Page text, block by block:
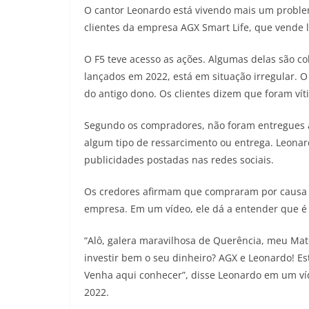
O cantor Leonardo está vivendo mais um
clientes da empresa AGX Smart Life, que
O F5 teve acesso as ações. Algumas delas são
lançados em 2022, está em situação irregular.
do antigo dono. Os clientes dizem que foram
Segundo os compradores, não foram
algum tipo de ressarcimento ou entrega.
publicidades postadas nas redes sociais.
Os credores afirmam que compraram por
empresa. Em um vídeo, ele dá a entender que
“Alô, galera maravilhosa de Querência, meu
investir bem o seu dinheiro? AGX e Leonardo!
Venha aqui conhecer”, disse Leonardo em um
2022.